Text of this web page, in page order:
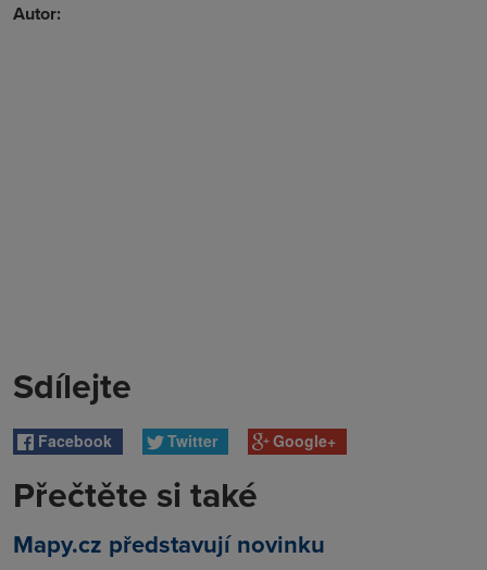
Autor:
Sdílejte
Facebook Twitter Google+
Přečtěte si také
Mapy.cz představují novinku